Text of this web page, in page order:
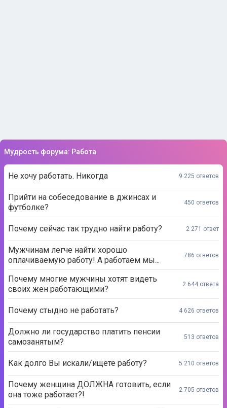
Мудрость форума: Работа
Не хочу работать. Никогда 9 225 ответов
Прийти на собеседование в джинсах и
футболке?
450 ответов
Почему сейчас так трудно найти работу? 2 271 ответ
Мужчинам легче найти хорошо
оплачиваемую работу! А работаем мы...
786 ответов
Почему многие мужчины хотят видеть
своих жен работающими?
2 644 ответа
Почему стыдно не работать? 4 626 ответов
Должно ли государство платить пенсии
самозанятым?
513 ответов
Как долго Вы искали/ищете работу? 5 210 ответов
Почему женщина ДОЛЖНА готовить, если
она тоже работает?!
2 705 ответов